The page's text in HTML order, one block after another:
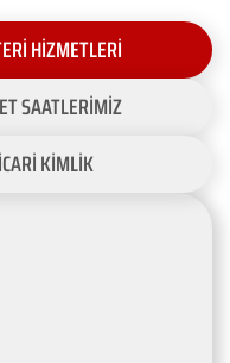
HİZMETLERİ
SAATLERİMİZ
KİMLİK